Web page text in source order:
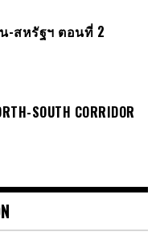
-สหรัฐฯ ตอนที่ 2
SOUTH CORRIDOR